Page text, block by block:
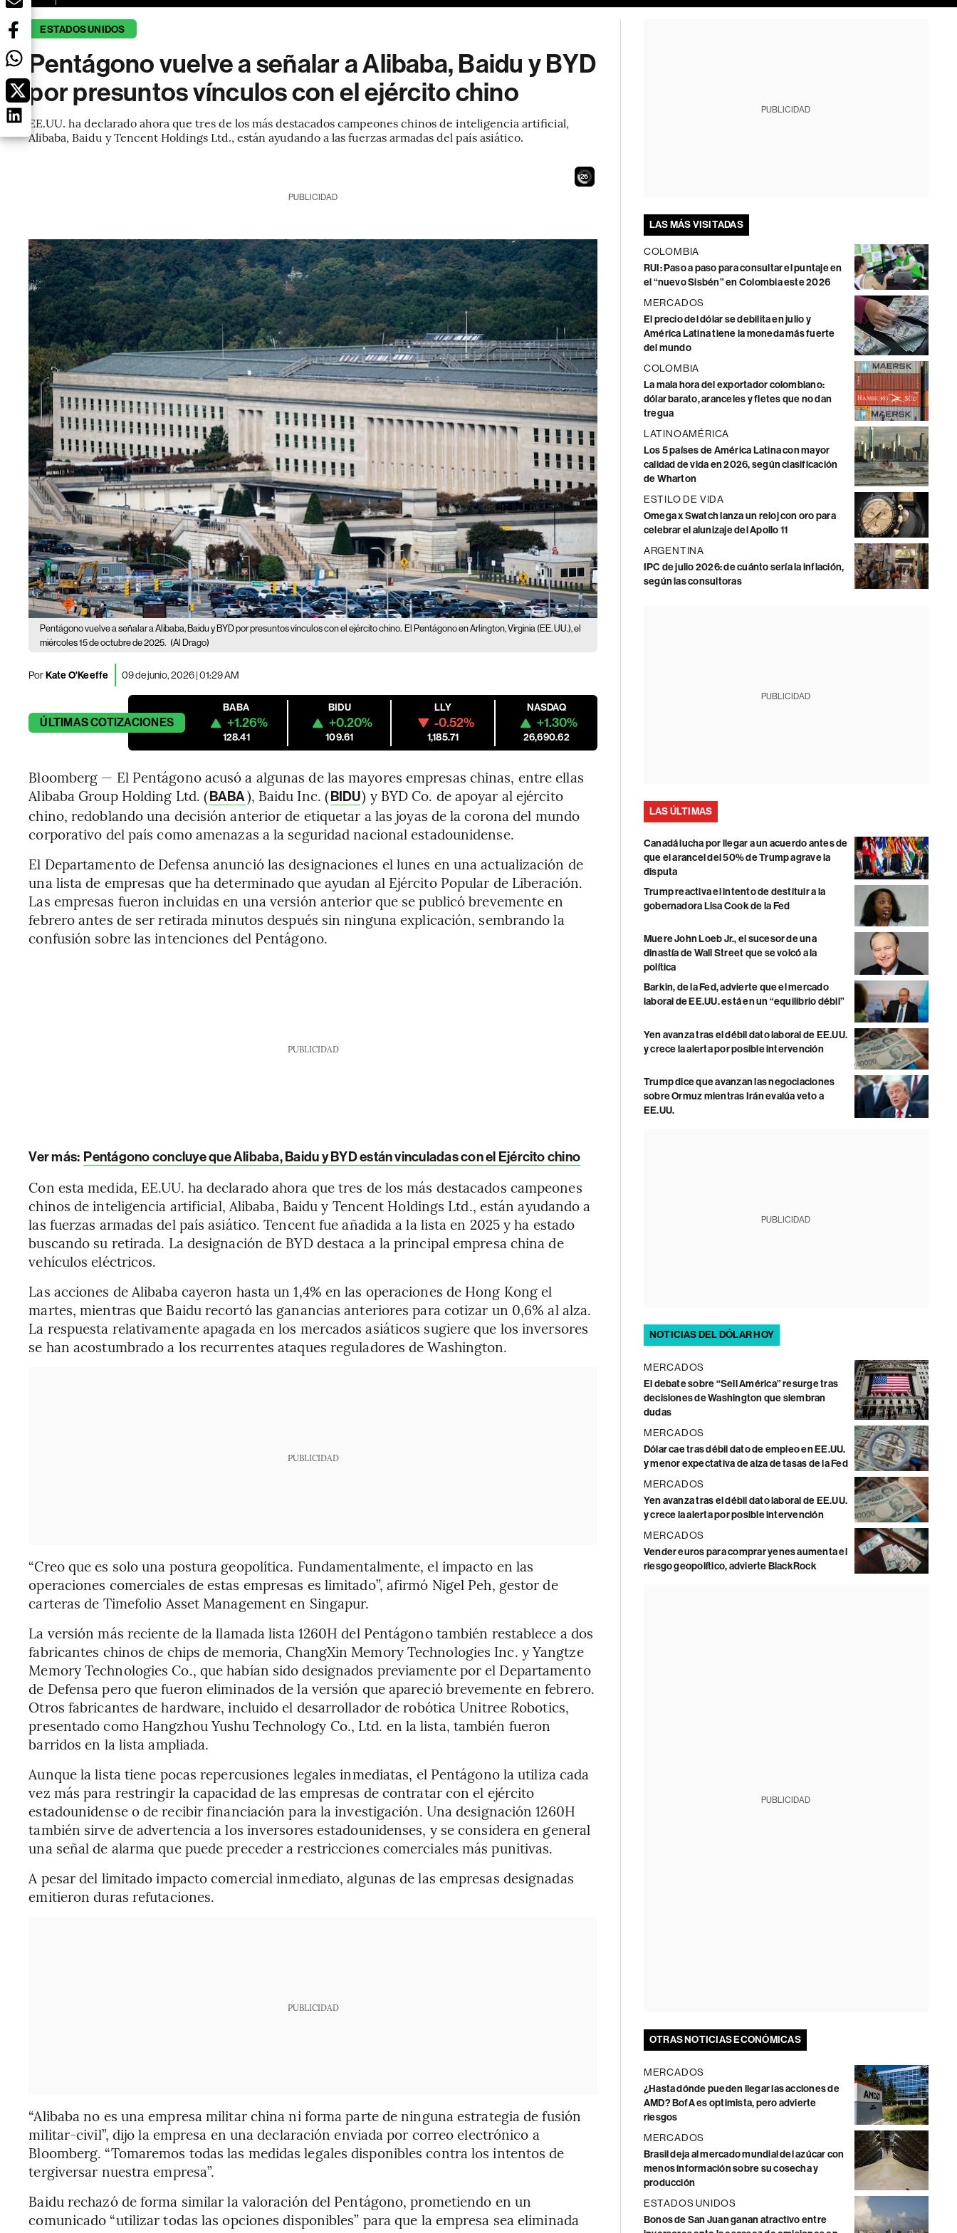
ESTADOS UNIDOS
Pentágono vuelve a señalar a Alibaba, Baidu y BYD
por presuntos vínculos con el ejército chino
EE.UU. ha declarado ahora que tres de los más destacados campeones chinos de inteligencia artificial,
Alibaba, Baidu y Tencent Holdings Ltd., están ayudando a las fuerzas armadas del país asiático.
24
PUBLICIDAD
Pentágono vuelve a señalar a Alibaba, Baidu y BYD por presuntos vínculos con el ejército chino. El Pentágono en Arlington, Virginia (EE. UU.), el
miércoles 15 de octubre de 2025. (Al Drago)
PorKate O'Keeffe 09 de junio, 2026 | 01:29 AM
ÚLTIMASCOTIZACIONES
BABA
+1.26%
128.41
BIDU
+0.20%
109.61
LLY
-0.52%
1,185.71
NASDAQ
+1.30%
26,690.62
Bloomberg — El Pentágono acusó a algunas de las mayores empresas chinas, entre ellas
Alibaba Group Holding Ltd. (BABA), Baidu Inc. (BIDU) y BYD Co. de apoyar al ejército
chino, redoblando una decisión anterior de etiquetar a las joyas de la corona del mundo
corporativo del país como amenazas a la seguridad nacional estadounidense.
El Departamento de Defensa anunció las designaciones el lunes en una actualización de
una lista de empresas que ha determinado que ayudan al Ejército Popular de Liberación.
Las empresas fueron incluidas en una versión anterior que se publicó brevemente en
febrero antes de ser retirada minutos después sin ninguna explicación, sembrando la
confusión sobre las intenciones del Pentágono.
PUBLICIDAD
Ver más: Pentágono concluye que Alibaba, Baidu y BYD están vinculadas con el Ejército chino
Con esta medida, EE.UU. ha declarado ahora que tres de los más destacados campeones
chinos de inteligencia artificial, Alibaba, Baidu y Tencent Holdings Ltd., están ayudando a
las fuerzas armadas del país asiático. Tencent fue añadida a la lista en 2025 y ha estado
buscando su retirada. La designación de BYD destaca a la principal empresa china de
vehículos eléctricos.
Las acciones de Alibaba cayeron hasta un 1,4% en las operaciones de Hong Kong el
martes, mientras que Baidu recortó las ganancias anteriores para cotizar un 0,6% al alza.
La respuesta relativamente apagada en los mercados asiáticos sugiere que los inversores
se han acostumbrado a los recurrentes ataques reguladores de Washington.
PUBLICIDAD
“Creo que es solo una postura geopolítica. Fundamentalmente, el impacto en las
operaciones comerciales de estas empresas es limitado”, afirmó Nigel Peh, gestor de
carteras de Timefolio Asset Management en Singapur.
La versión más reciente de la llamada lista 1260H del Pentágono también restablece a dos
fabricantes chinos de chips de memoria, ChangXin Memory Technologies Inc. y Yangtze
Memory Technologies Co., que habían sido designados previamente por el Departamento
de Defensa pero que fueron eliminados de la versión que apareció brevemente en febrero.
Otros fabricantes de hardware, incluido el desarrollador de robótica Unitree Robotics,
presentado como Hangzhou Yushu Technology Co., Ltd. en la lista, también fueron
barridos en la lista ampliada.
Aunque la lista tiene pocas repercusiones legales inmediatas, el Pentágono la utiliza cada
vez más para restringir la capacidad de las empresas de contratar con el ejército
estadounidense o de recibir financiación para la investigación. Una designación 1260H
también sirve de advertencia a los inversores estadounidenses, y se considera en general
una señal de alarma que puede preceder a restricciones comerciales más punitivas.
A pesar del limitado impacto comercial inmediato, algunas de las empresas designadas
emitieron duras refutaciones.
PUBLICIDAD
“Alibaba no es una empresa militar china ni forma parte de ninguna estrategia de fusión
militar-civil”, dijo la empresa en una declaración enviada por correo electrónico a
Bloomberg. “Tomaremos todas las medidas legales disponibles contra los intentos de
tergiversar nuestra empresa”.
Baidu rechazó de forma similar la valoración del Pentágono, prometiendo en un
comunicado “utilizar todas las opciones disponibles” para que la empresa sea eliminada
PUBLICIDAD
LAS MÁS VISITADAS
COLOMBIA
RUI: Paso a paso para consultar el puntaje en
el “nuevo Sisbén” en Colombia este 2026
MERCADOS
El precio del dólar se debilita en julio y
América Latina tiene la moneda más fuerte
del mundo
COLOMBIA
La mala hora del exportador colombiano:
dólar barato, aranceles y fletes que no dan
tregua
LATINOAMÉRICA
Los 5 países de América Latina con mayor
calidad de vida en 2026, según clasificación
de Wharton
ESTILO DE VIDA
Omega x Swatch lanza un reloj con oro para
celebrar el alunizaje del Apollo 11
ARGENTINA
IPC de julio 2026: de cuánto sería la inflación,
según las consultoras
PUBLICIDAD
LAS ÚLTIMAS
Canadá lucha por llegar a un acuerdo antes de
que el arancel del 50% de Trump agrave la
disputa
Trump reactiva el intento de destituir a la
gobernadora Lisa Cook de la Fed
Muere John Loeb Jr., el sucesor de una
dinastía de Wall Street que se volcó a la
política
Barkin, de la Fed, advierte que el mercado
laboral de EE.UU. está en un “equilibrio débil”
Yen avanza tras el débil dato laboral de EE.UU.
y crece la alerta por posible intervención
Trump dice que avanzan las negociaciones
sobre Ormuz mientras Irán evalúa veto a
EE.UU.
PUBLICIDAD
NOTICIAS DEL DÓLAR HOY
MERCADOS
El debate sobre “Sell América” resurge tras
decisiones de Washington que siembran
dudas
MERCADOS
Dólar cae tras débil dato de empleo en EE.UU.
y menor expectativa de alza de tasas de la Fed
MERCADOS
Yen avanza tras el débil dato laboral de EE.UU.
y crece la alerta por posible intervención
MERCADOS
Vender euros para comprar yenes aumenta el
riesgo geopolítico, advierte BlackRock
PUBLICIDAD
OTRAS NOTICIAS ECONÓMICAS
MERCADOS
¿Hasta dónde pueden llegar las acciones de
AMD? BofA es optimista, pero advierte
riesgos
MERCADOS
Brasil deja al mercado mundial del azúcar con
menos información sobre su cosecha y
producción
ESTADOS UNIDOS
Bonos de San Juan ganan atractivo entre